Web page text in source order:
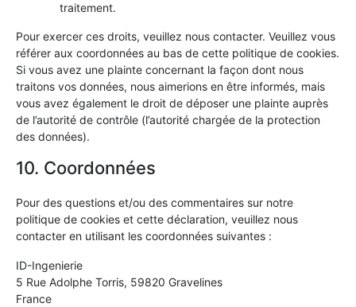
traitement.
Pour exercer ces droits, veuillez nous contacter. Veuillez vous
référer aux coordonnées au bas de cette politique de cookies.
Si vous avez une plainte concernant la façon dont nous
traitons vos données, nous aimerions en être informés, mais
vous avez également le droit de déposer une plainte auprès
de l’autorité de contrôle (l’autorité chargée de la protection
des données).
10. Coordonnées
Pour des questions et/ou des commentaires sur notre
politique de cookies et cette déclaration, veuillez nous
contacter en utilisant les coordonnées suivantes :
ID-Ingenierie
5 Rue Adolphe Torris, 59820 Gravelines
France